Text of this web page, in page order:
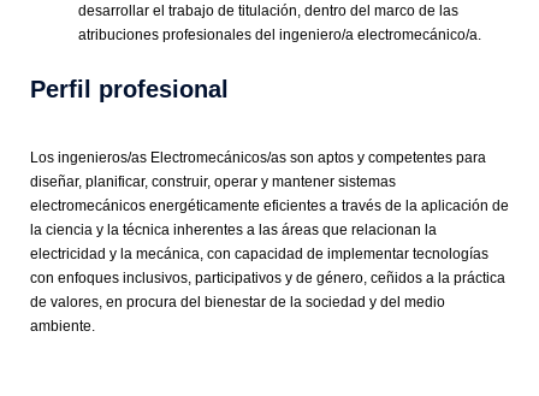
desarrollar el trabajo de titulación, dentro del marco de las
atribuciones profesionales del ingeniero/a electromecánico/a.
Perfil profesional
Los ingenieros/as Electromecánicos/as son aptos y competentes para
diseñar, planificar, construir, operar y mantener sistemas
electromecánicos energéticamente eficientes a través de la aplicación de
la ciencia y la técnica inherentes a las áreas que relacionan la
electricidad y la mecánica, con capacidad de implementar tecnologías
con enfoques inclusivos, participativos y de género, ceñidos a la práctica
de valores, en procura del bienestar de la sociedad y del medio
ambiente.